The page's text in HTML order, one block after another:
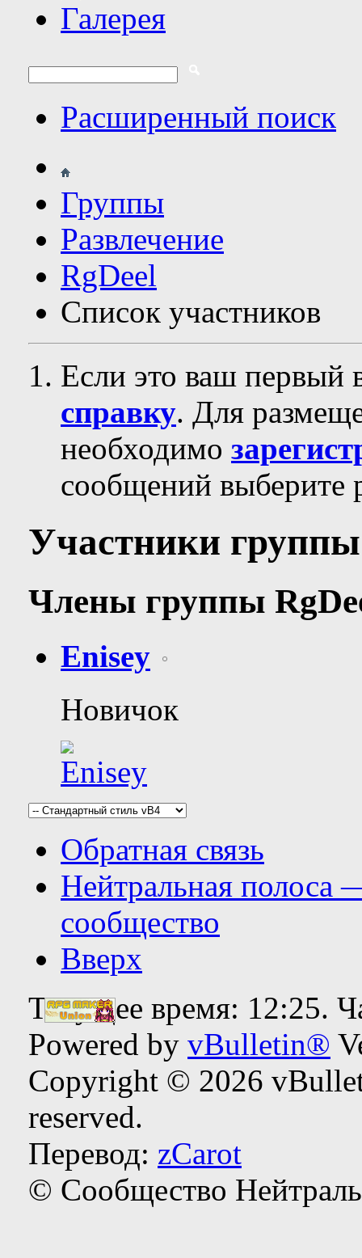
Галерея
Расширенный поиск
Группы
Развлечение
RgDeel
Список участников
Если это ваш первый
справку. Для
необходимо
сообщений выберите
Участники группы
Члены группы
Enisey
Новичок
Обратная связь
Нейтральная полоса
сообщество
Вверх
Текущее время: 12:25.
Powered by vBulletin®
Copyright © 2026
reserved.
Перевод: zCarot
© Сообщество